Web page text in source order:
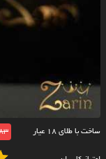
ساخت با طلای ۱۸ عیار